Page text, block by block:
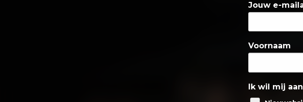
Jouw e-
Voornaam
Ik wil mij